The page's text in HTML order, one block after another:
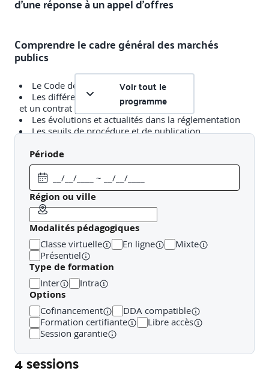
d'une réponse à un appel d'offres
Comprendre le cadre général des marchés
publics
Le Code de la Commande Publique
Les différences entre un contrat privé
et un contrat public
Les évolutions et actualités dans la réglementation
Les seuils de procédure et de publication
en concurrence
Rechercher et sélectionner les appels d'offres
Rechercher et sélectionner les appels d'offres
Les supports de publication
Construire une veille efficace
Etude de cas fil rouge
Analyser les avis d'appel public à la concurrence
Décrypter les informations indiquées dans l'avis
Récupérer le dossier de consultation
Voir tout le
programme
Période
Région ou ville
Modalités pédagogiques
Classe virtuelle En ligne
Mixte
Présentiel
Type de formation
Inter Intra
Options
Cofinancement
DDA compatible
Formation certifiante
Libre accès
Session garantie
4 sessions